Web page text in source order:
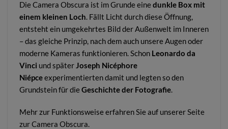
Die Camera Obscura ist im Grunde einedunkle Box mit
einem kleinen Loch. Fällt Licht durch diese Öffnung,
entsteht ein umgekehrtes Bild der Außenwelt im Inneren
– das gleiche Prinzip, nach dem auch unsere Augen oder
moderne Kameras funktionieren. Schon Leonardo da
Vinci und späterJoseph Nicéphore
Niépceexperimentierten damit und legten so den
Grundstein für dieGeschichte der Fotografie.
Mehr zur Funktionsweise erfahren Sie auf unsererSeite
zur Camera Obscura.